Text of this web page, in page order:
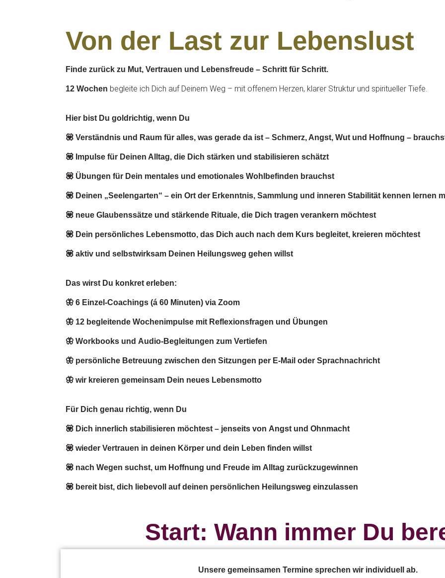
Von der Last zur Lebenslust
Finde zurück zu Mut, Vertrauen und Lebensfreude – Schritt für Schritt.
12 Wochen begleite ich Dich auf Deinem Weg – mit offenem Herzen, klarer Struktur und spiritueller Tiefe.
Hier bist Du goldrichtig, wenn Du
💟 Verständnis und Raum für alles, was gerade da ist – Schmerz, Angst, Wut und Hoffnung –
💟 Impulse für Deinen Alltag, die Dich stärken und stabilisieren schätzt
💟 Übungen für Dein mentales und emotionales Wohlbefinden brauchst
💟 Deinen „Seelengarten“ – ein Ort der Erkenntnis, Sammlung und inneren Stabilität kennen lernen
💟 neue Glaubenssätze und stärkende Rituale, die Dich tragen verankern möchtest
💟 Dein persönliches Lebensmotto, das Dich auch nach dem Kurs begleitet, kreieren möchtest
💟 aktiv und selbstwirksam Deinen Heilungsweg gehen willst
Das wirst Du konkret erleben:
🦋 6 Einzel-Coachings (á 60 Minuten) via Zoom
🦋 12 begleitende Wochenimpulse mit Reflexionsfragen und Übungen
🦋 Workbooks und Audio-Begleitungen zum Vertiefen
🦋 persönliche Betreuung zwischen den Sitzungen per E-Mail oder Sprachnachricht
🦋 wir kreieren gemeinsam Dein neues Lebensmotto
Für Dich genau richtig, wenn Du
💟 Dich innerlich stabilisieren möchtest – jenseits von Angst und Ohnmacht
💟 wieder Vertrauen in deinen Körper und dein Leben finden willst
💟 nach Wegen suchst, um Hoffnung und Freude im Alltag zurückzugewinnen
💟 bereit bist, dich liebevoll auf deinen persönlichen Heilungsweg einzulassen
Start: Wann immer Du
Unsere gemeinsamen Termine sprechen wir individuell ab.